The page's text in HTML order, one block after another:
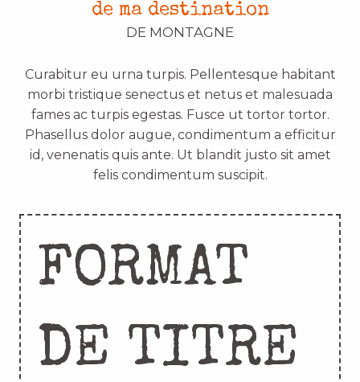
de ma destination
DE MONTAGNE
Curabitur eu urna turpis. Pellentesque habitant
morbi tristique senectus et netus et malesuada
fames ac turpis egestas. Fusce ut tortor tortor.
Phasellus dolor augue, condimentum a efficitur
id, venenatis quis ante. Ut blandit justo sit amet
felis condimentum suscipit.
FORMAT
DE TITRE